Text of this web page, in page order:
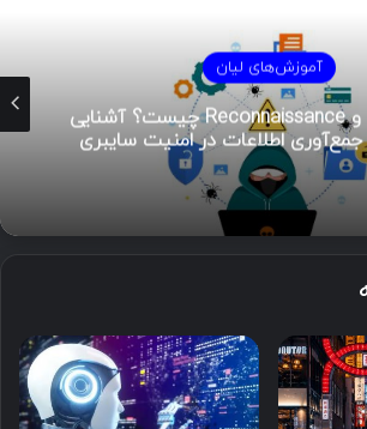
امنیت اطلاعات
قوانین و استانداردهای امنیت
اطلاعات